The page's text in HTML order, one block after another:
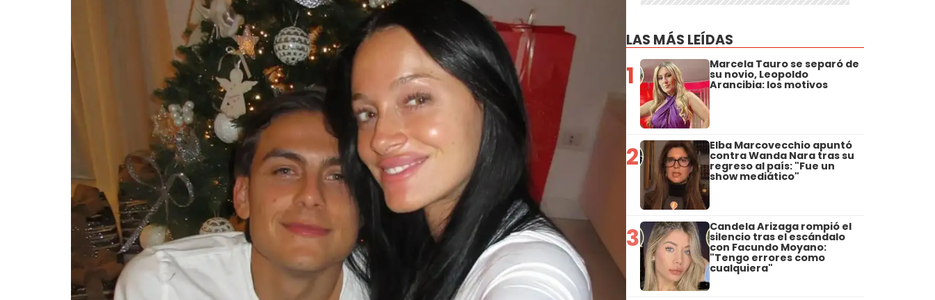
LAS MÁS LEÍDAS
1 Marcela Tauro se separó de
su novio, Leopoldo
Arancibia: los motivos
2 Elba Marcovecchio apuntó
contra Wanda Nara tras su
regreso al país: "Fue un
show mediático"
3 Candela Arizaga rompió el
silencio tras el escándalo
con Facundo Moyano:
"Tengo errores como
cualquiera"